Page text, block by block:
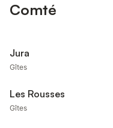
Comté
Jura
Gîtes
Les Rousses
Gîtes